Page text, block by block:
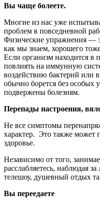
Вы чаще болеете.
Многие из нас уже
проблем в повседневной
Физические упражнения —
как мы знаем, хорошего
Если организм находится в
повлиять на иммунную
воздействию бактерий или
обычно борется без особых
подвержены болезням.
Перепады настроения,
Не все симптомы
характер. Это также может
здоровье.
Независимо от того,
расслабляетесь, наблюдая
телешоу, душевный отдых
Вы переедаете